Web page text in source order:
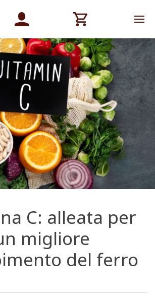
C: alleata per
migliore
del ferro